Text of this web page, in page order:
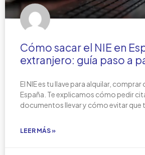
Cómo sacar el NIE en
extranjero: guía paso a
El NIE es tu llave para alquilar,
España. Te explicamos cómo pedir
documentos llevar y cómo evitar que
LEER MÁS »